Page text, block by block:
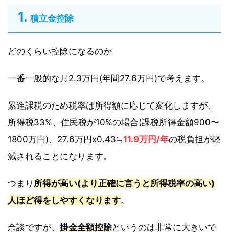
積立金控除
どのくらい控除になるのか
一番一般的な月2.3万円(年間27.6万円)で考えます。
累進課税のため税率は所得額に応じて変化しますが、
所得税33%、住民税が10%の場合(課税所得金額900〜
1800万円)、27.6万円x0.43≒11.9万円/年の税負担が軽
減されることになります。
つまり 所得が高い(より正確に言うと所得税率の高い)
人ほど得をしやすくなります。
余談ですが、 掛金全額控除というのは非常に大きいで